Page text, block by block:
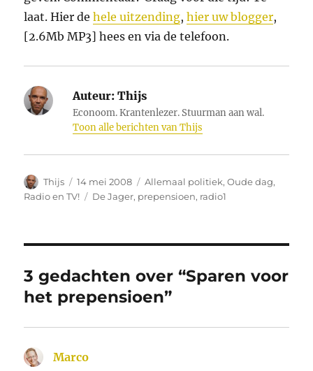
laat. Hier dehele uitzending,hier uw blogger,
[2.6Mb MP3] hees en via de telefoon.
Auteur: Thijs
Econoom. Krantenlezer. Stuurman aan wal.
Toon alle berichten van Thijs
Auteur
Thijs
Geplaatst
op
14 mei 2008 Categorieën
Allemaal politiek,Oude dag,
Radio en TV!
Tags
De Jager, prepensioen, radio1
3 gedachten over “Sparen voor
het prepensioen”
Marco